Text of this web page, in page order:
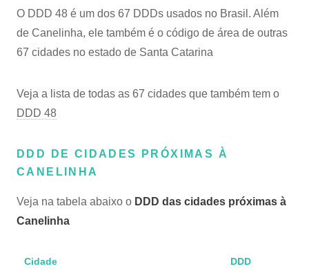
O DDD 48 é um dos 67 DDDs usados no Brasil. Além
de Canelinha, ele também é o código de área de outras
67 cidades no estado de Santa Catarina
Veja a lista de todas as 67 cidades que também tem o
DDD 48
DDD DE CIDADES PRÓXIMAS À
CANELINHA
Veja na tabela abaixo o DDD das cidades próximas à
Canelinha
Cidade DDD